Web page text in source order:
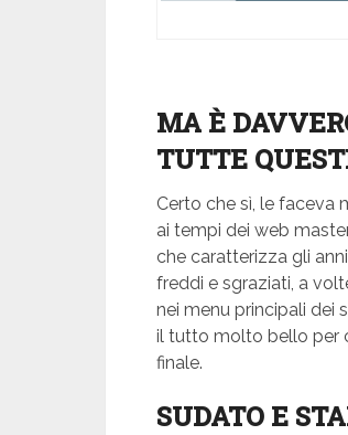
MA È
TUTTE
Certo che sì, le faceva
ai tempi dei web
che caratterizza gli
freddi e sgraziati, a
nei menu principali dei
il tutto molto bello per
finale.
SUDATO E